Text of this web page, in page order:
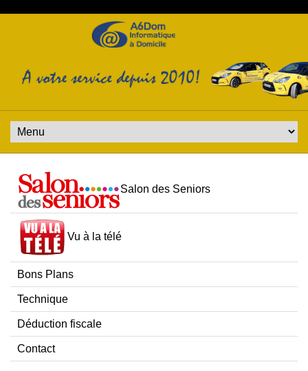
Salon des Seniors
Vu à la télé
Bons Plans
Technique
Déduction fiscale
Contact